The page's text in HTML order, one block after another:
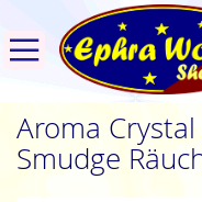
Aroma
Smudge